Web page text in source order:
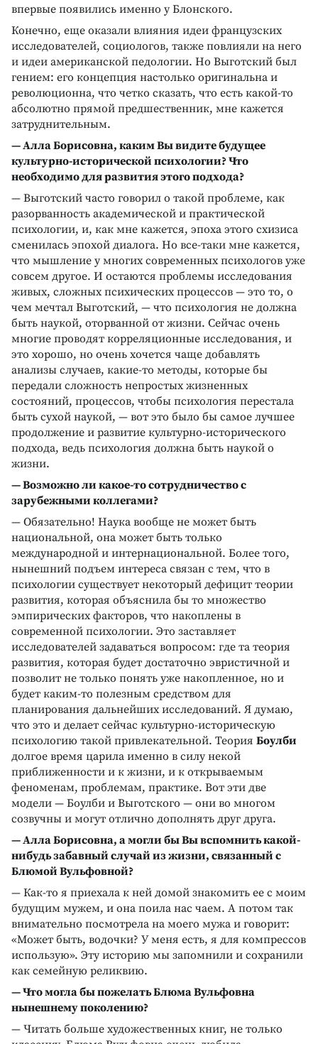
впервые появились именно у Блонского.
Конечно, еще оказали влияния идеи французских
исследователей, социологов, также повлияли на него
и идеи американской педологии. Но Выготский был
гением: его концепция настолько оригинальна и
революционна, что четко сказать, что есть какой-то
абсолютно прямой предшественник, мне кажется
затруднительным.
— Алла Борисовна, каким Вы видите будущее
культурно-исторической психологии? Что
необходимо для развития этого подхода?
— Выготский часто говорил о такой проблеме, как
разорванность академической и практической
психологии, и, как мне кажется, эпоха этого схизиса
сменилась эпохой диалога. Но все-таки мне кажется,
что мышление у многих современных психологов уже
совсем другое. И остаются проблемы исследования
живых, сложных психических процессов — это то, о
чем мечтал Выготский, — что психология не должна
быть наукой, оторванной от жизни. Сейчас очень
многие проводят корреляционные исследования, и
это хорошо, но очень хочется чаще добавлять
анализы случаев, какие-то методы, которые бы
передали сложность непростых жизненных
состояний, процессов, чтобы психология перестала
быть сухой наукой, — вот это было бы самое лучшее
продолжение и развитие культурно-исторического
подхода, ведь психология должна быть наукой о
жизни.
— Возможно ли какое-то сотрудничество с
зарубежными коллегами?
— Обязательно! Наука вообще не может быть
национальной, она может быть только
международной и интернациональной. Более того,
нынешний подъем интереса связан с тем, что в
психологии существует некоторый дефицит теории
развития, которая объяснила бы то множество
эмпирических факторов, что накоплены в
современной психологии. Это заставляет
исследователей задаваться вопросом: где та теория
развития, которая будет достаточно эвристичной и
позволит не только понять уже накопленное, но и
будет каким-то полезным средством для
планирования дальнейших исследований. Я думаю,
что это и делает сейчас культурно-историческую
психологию такой привлекательной. Теория Боулби
долгое время царила именно в силу некой
приближенности и к жизни, и к открываемым
феноменам, проблемам, практике. Вот эти две
модели — Боулби и Выготского — они во многом
созвучны и могут отлично дополнять друг друга.
— Алла Борисовна, а могли бы Вы вспомнить какой-
нибудь забавный случай из жизни, связанный с
Блюмой Вульфовной?
— Как-то я приехала к ней домой знакомить ее с моим
будущим мужем, и она поила нас чаем. А потом так
внимательно посмотрела на моего мужа и говорит:
«Может быть, водочки? У меня есть, я для компрессов
использую». Эту историю мы запомнили и сохранили
как семейную реликвию.
— Что могла бы пожелать Блюма Вульфовна
нынешнему поколению?
— Читать больше художественных книг, не только